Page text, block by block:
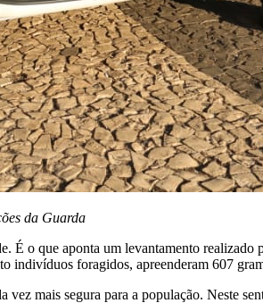
da Guarda
o que aponta um levantamento realizado
foragidos, apreenderam 607
mais segura para a população. Neste